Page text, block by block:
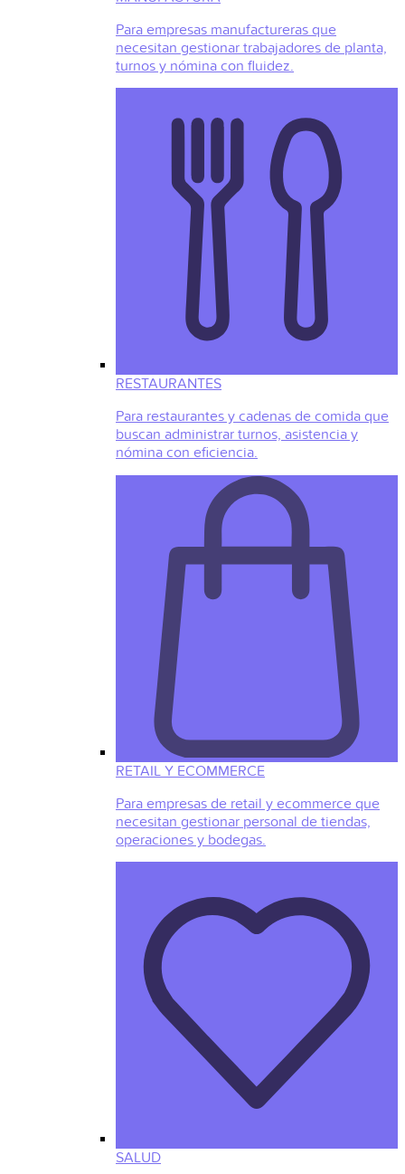
Para empresas manufactureras que
necesitan gestionar trabajadores de planta,
turnos y nómina con fluidez.
RESTAURANTES
Para restaurantes y cadenas de comida que
buscan administrar turnos, asistencia y
nómina con eficiencia.
RETAIL Y ECOMMERCE
Para empresas de retail y ecommerce que
necesitan gestionar personal de tiendas,
operaciones y bodegas.
SALUD